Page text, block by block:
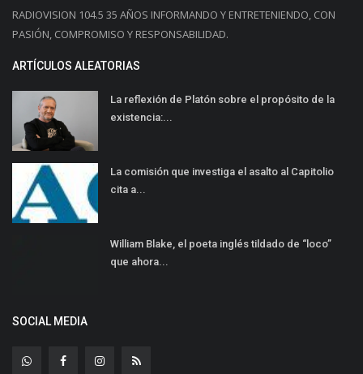
RADIOVISION 104.5 35 AÑOS INFORMANDO Y ENTRETENIENDO, CON
PASIÓN, COMPROMISO Y RESPONSABILIDAD.
ARTÍCULOS ALEATORIAS
La reflexión de Platón sobre el propósito de la
existencia:...
La comisión que investiga el asalto al Capitolio
cita a...
William Blake, el poeta inglés tildado de “loco”
que ahora...
SOCIAL MEDIA